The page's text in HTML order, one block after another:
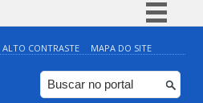
Simplifique!
Comunica BR
Participe
ALTO CONTRASTE MAPA DO SITE